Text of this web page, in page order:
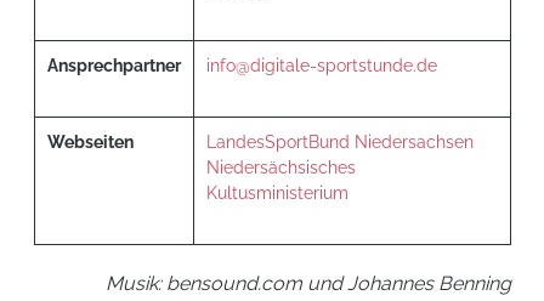
Ansprechpartner info@digitale-sportstunde.de
Webseiten
LandesSportBund Niedersachsen
Niedersächsisches
Kultusministerium
Musik: bensound.com und Johannes Benning